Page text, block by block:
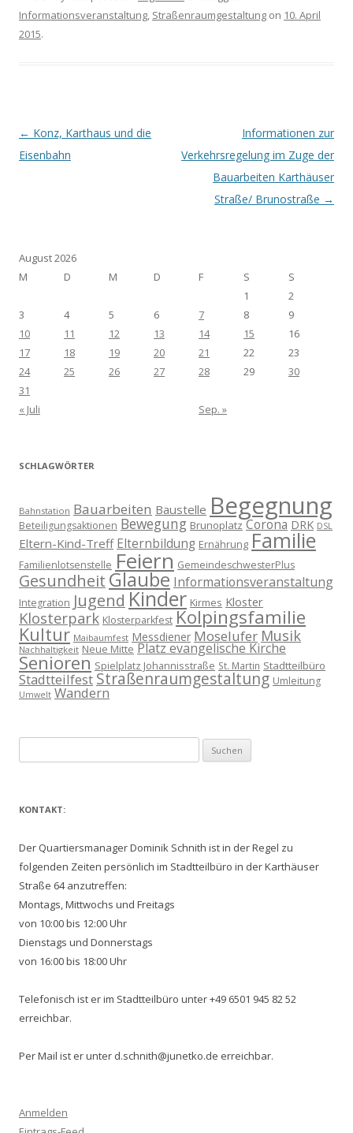
Informationsveranstaltung, Straßenraumgestaltung on 10. April
2015.
Post navigation
← Konz, Karthaus und die
Eisenbahn
Informationen zur
Verkehrsregelung im Zuge der
Bauarbeiten Karthäuser
Straße/ Brunostraße →
August 2026
M
D M D F S
S
1
2
3
4 5 6 7 8
9
10
11 12 13 14 15
16
17
18 19 20 21 22
23
24
25 26 27 28 29
30
31
« Juli
Sep. »
SCHLAGWÖRTER
Bahnstation Bauarbeiten Baustelle Begegnung
Beteiligungsaktionen Bewegung Brunoplatz Corona DRK DSL
Eltern-Kind-Treff Elternbildung Ernährung Familie
Familienlotsenstelle Feiern GemeindeschwesterPlus
Gesundheit Glaube Informationsveranstaltung
Integration Jugend Kinder Kirmes Kloster
Klosterpark Klosterparkfest Kolpingsfamilie
Kultur Maibaumfest Messdiener Moselufer Musik
Nachhaltigkeit Neue Mitte Platz evangelische Kirche
Senioren Spielplatz Johannisstraße St. Martin Stadtteilbüro
Stadtteilfest Straßenraumgestaltung Umleitung
Umwelt Wandern
nach:
KONTAKT:
Der Quartiersmanager Dominik Schnith ist in der Regel zu
folgenden Zeiten persönlich im Stadtteilbüro in der Karthäuser
Straße 64 anzutreffen:
Montags, Mittwochs und Freitags
von 10:00 bis 12:00 Uhr
Dienstags und Donnerstags
von 16:00 bis 18:00 Uhr
Telefonisch ist er im Stadtteilbüro unter +49 6501 945 82 52
erreichbar.
Per Mail ist er unter d.schnith@junetko.de erreichbar.
Anmelden